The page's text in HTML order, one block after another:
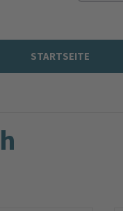
STARTSEITE